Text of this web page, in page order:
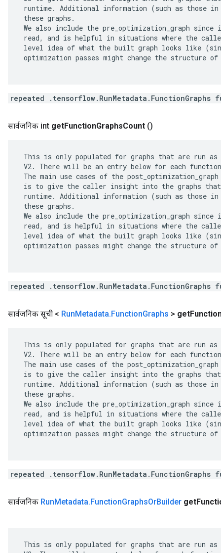
runtime. Additional information (such as those
these graphs.
We also include the pre_optimization_graph
read, and is helpful in situations where the
level idea of what the built graph looks like
optimization passes might change the structure
repeated .tensorflow.RunMetadata.FunctionGraphs
सार्वजनिक int getFunctionGraphsCount ()
This is only populated for graphs that are run as
V2. There will be an entry below for each
The main use cases of the
is to give the caller insight into the graphs that
runtime. Additional information (such as those
these graphs.
We also include the pre_optimization_graph
read, and is helpful in situations where the
level idea of what the built graph looks like
optimization passes might change the structure
repeated .tensorflow.RunMetadata.FunctionGraphs
सार्वजनिक सूची < RunMetadata.FunctionGraphs > get
This is only populated for graphs that are run as
V2. There will be an entry below for each
The main use cases of the
is to give the caller insight into the graphs that
runtime. Additional information (such as those
these graphs.
We also include the pre_optimization_graph
read, and is helpful in situations where the
level idea of what the built graph looks like
optimization passes might change the structure
repeated .tensorflow.RunMetadata.FunctionGraphs
सार्वजनिक RunMetadata.FunctionGraphsOrBuilder get
This is only populated for graphs that are run as